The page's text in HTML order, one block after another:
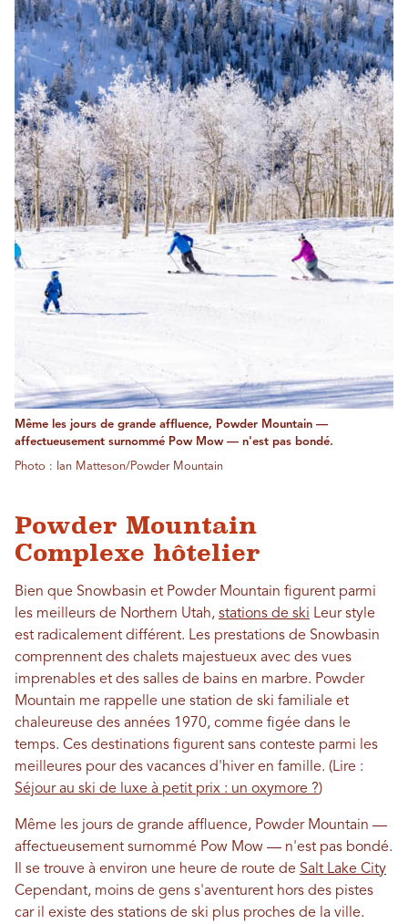
Même les jours de grande affluence, Powder Mountain —
affectueusement surnommé Pow Mow — n'est pas bondé.
Photo : Ian Matteson/Powder Mountain
Powder Mountain
Complexe hôtelier
Bien que Snowbasin et Powder Mountain figurent parmi
les meilleurs de Northern Utah, stations de ski Leur style
est radicalement différent. Les prestations de Snowbasin
comprennent des chalets majestueux avec des vues
imprenables et des salles de bains en marbre. Powder
Mountain me rappelle une station de ski familiale et
chaleureuse des années 1970, comme figée dans le
temps. Ces destinations figurent sans conteste parmi les
meilleures pour des vacances d'hiver en famille. (Lire :
Séjour au ski de luxe à petit prix : un oxymore ?)
Même les jours de grande affluence, Powder Mountain —
affectueusement surnommé Pow Mow — n'est pas bondé.
Il se trouve à environ une heure de route de Salt Lake City
Cependant, moins de gens s'aventurent hors des pistes
car il existe des stations de ski plus proches de la ville.